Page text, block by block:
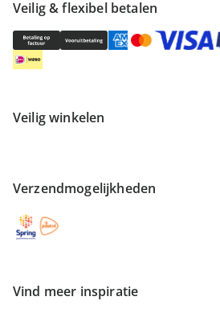
Veilig & flexibel betalen
Veilig winkelen
Verzendmogelijkheden
Vind meer inspiratie